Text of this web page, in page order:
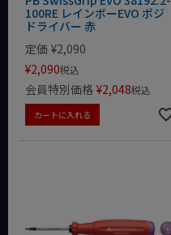
100RE レインボーEVO ポジ
ドライバー 赤
定価 ¥2,090
¥2,090税込
会員特別価格 ¥2,048税込
カートに入れる